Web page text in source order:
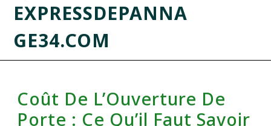
EXPRESSDEPANNA
GE34.COM
Coût De L’Ouverture De
Porte : Ce Qu’il Faut Savoir